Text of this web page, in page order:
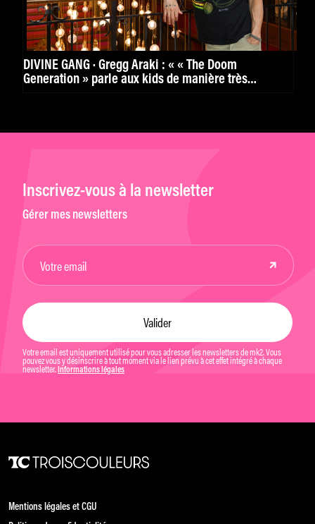
DIVINE GANG · Gregg Araki : « « The Doom
Generation » parle aux kids de manière très
Inscrivez-vous à la newsletter
Gérer mes newsletters
Votre email est uniquement utilisé pour vous adresser les newsletters de mk2. Vous
pouvez vous y désinscrire à tout moment via le lien prévu à cet effet intégré à chaque
newsletter. Informations légales
Mentions légales et CGU